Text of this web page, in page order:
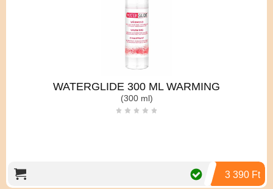
WATERGLIDE 300 ML WARMING
(300 ml)
3 390 Ft